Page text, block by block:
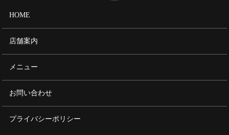
HOME
店舗案内
メニュー
お問い合わせ
プライバシーポリシー